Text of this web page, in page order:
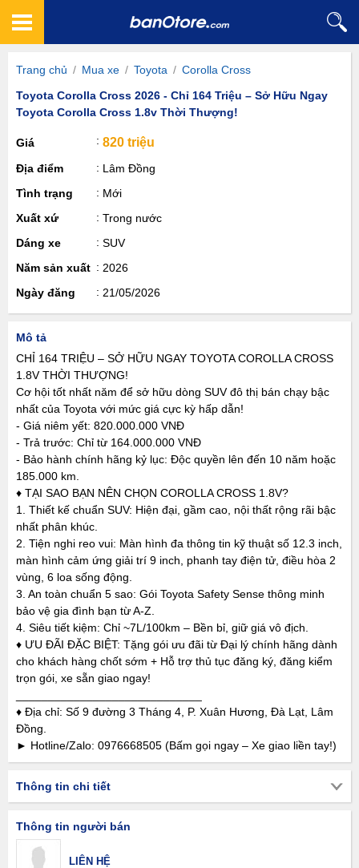
Trang chủ / Mua xe / Toyota / Corolla Cross
Toyota Corolla Cross 2026 - Chỉ 164 Triệu – Sở Hữu Ngay
Toyota Corolla Cross 1.8v Thời Thượng!
Giá 820 triệu
Địa điểm
Lâm Đồng
Tình trạng
Mới
Xuất xứ
Trong nước
Dáng xe
SUV
Năm sản xuất
2026
Ngày đăng
21/05/2026
Mô tả
CHỈ 164 TRIỆU – SỞ HỮU NGAY TOYOTA COROLLA CROSS
1.8V THỜI THƯỢNG!
Cơ hội tốt nhất năm để sở hữu dòng SUV đô thị bán chạy bậc
nhất của Toyota với mức giá cực kỳ hấp dẫn!
- Giá niêm yết: 820.000.000 VNĐ
- Trả trước: Chỉ từ 164.000.000 VNĐ
- Bảo hành chính hãng kỷ lục: Độc quyền lên đến 10 năm hoặc
185.000 km.
♦ TẠI SAO BẠN NÊN CHỌN COROLLA CROSS 1.8V?
1. Thiết kế chuẩn SUV: Hiện đại, gầm cao, nội thất rộng rãi bậc
nhất phân khúc.
2. Tiện nghi reo vui: Màn hình đa thông tin kỹ thuật số 12.3 inch,
màn hình cảm ứng giải trí 9 inch, phanh tay điện tử, điều hòa 2
vùng, 6 loa sống động.
3. An toàn chuẩn 5 sao: Gói Toyota Safety Sense thông minh
bảo vệ gia đình bạn từ A-Z.
4. Siêu tiết kiệm: Chỉ ~7L/100km – Bền bỉ, giữ giá vô địch.
♦ ƯU ĐÃI ĐẶC BIỆT: Tặng gói ưu đãi từ Đại lý chính hãng dành
cho khách hàng chốt sớm + Hỗ trợ thủ tục đăng ký, đăng kiểm
trọn gói, xe sẵn giao ngay!
♦ Địa chỉ: Số 9 đường 3 Tháng 4, P. Xuân Hương, Đà Lạt, Lâm
Đồng.
► Hotline/Zalo: 0976668505 (Bấm gọi ngay – Xe giao liền tay!)
Thông tin chi tiết
Thông tin người bán
LIÊN HỆ